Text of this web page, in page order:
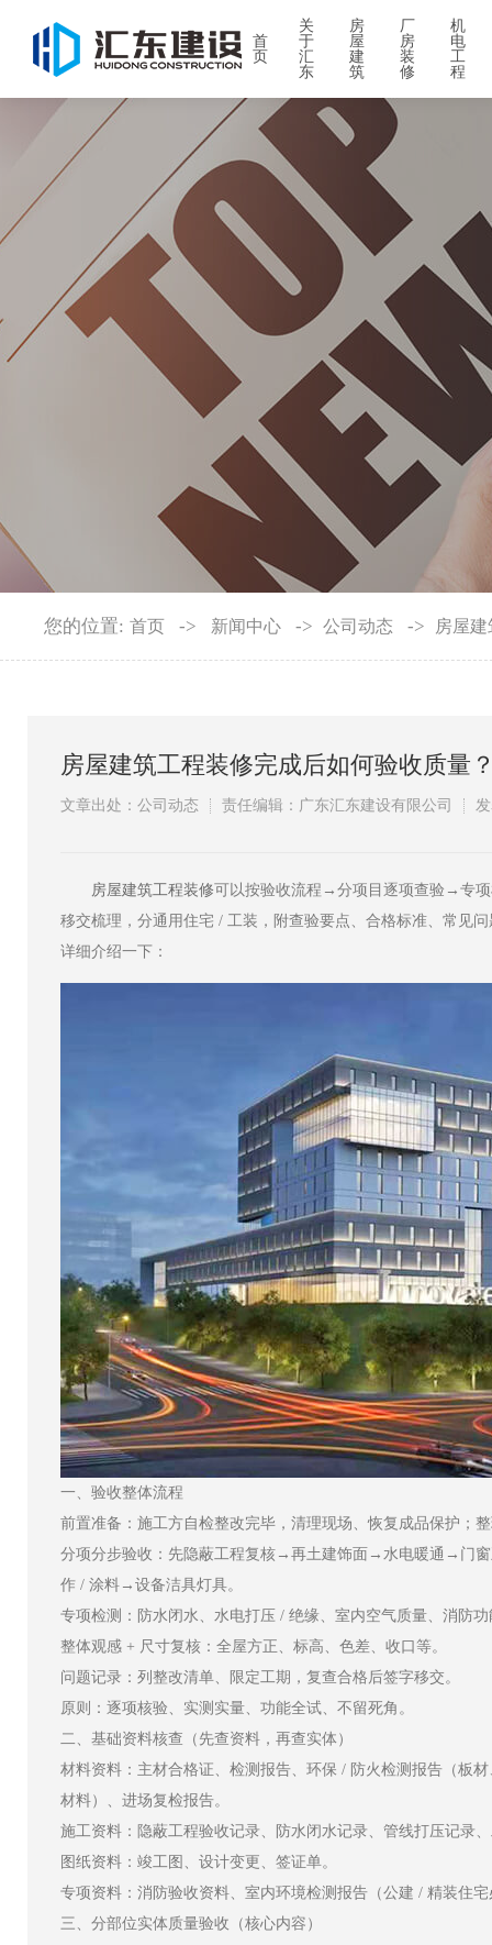
首
页
关
于
汇
东
房
屋
建
筑
厂
房
装
修
机
电
工
程
您的位置: 首页 -> 新闻中心 -> 公司动态 -> 房屋
房屋建筑工程装修完成后如何验收质量
文章出处：公司动态 责任编辑：广东汇东建设有限公司
​房屋建筑工程装修可以按验收流程→分项目逐项查验→专
移交梳理，分通用住宅 / 工装，附查验要点、合格标准、常见
详细介绍一下：
一、验收整体流程
前置准备：施工方自检整改完毕，清理现场、恢复成品保护；
分项分步验收：先隐蔽工程复核→再土建饰面→水电暖通→门
作 / 涂料→设备洁具灯具。
专项检测：防水闭水、水电打压 / 绝缘、室内空气质量、消防
整体观感 + 尺寸复核：全屋方正、标高、色差、收口等。
问题记录：列整改清单、限定工期，复查合格后签字移交。
原则：逐项核验、实测实量、功能全试、不留死角。
二、基础资料核查（先查资料，再查实体）
材料资料：主材合格证、检测报告、环保 / 防火检测报告（板
材料）、进场复检报告。
施工资料：隐蔽工程验收记录、防水闭水记录、管线打压记录
图纸资料：竣工图、设计变更、签证单。
专项资料：消防验收资料、室内环境检测报告（公建 / 精装住宅
三、分部位实体质量验收（核心内容）